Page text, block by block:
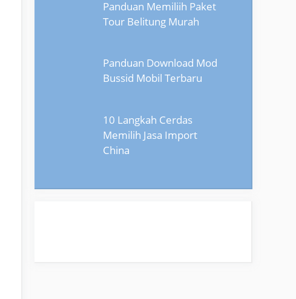
Panduan Memiliih Paket
Tour Belitung Murah
Panduan Download Mod
Bussid Mobil Terbaru
10 Langkah Cerdas
Memilih Jasa Import
China